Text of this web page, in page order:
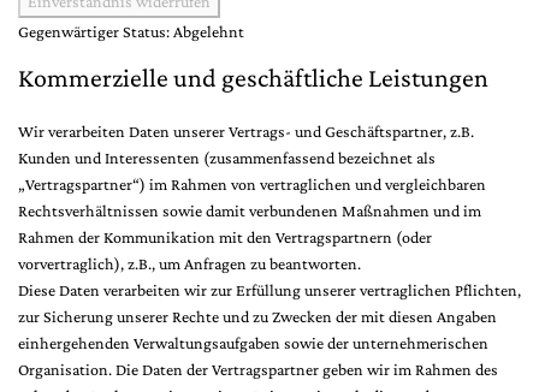
Gegenwärtiger Status: Abgelehnt
Kommerzielle und geschäftliche Leistungen
Wir verarbeiten Daten unserer Vertrags- und Geschäftspartner, z.B.
Kunden und Interessenten (zusammenfassend bezeichnet als
„Vertragspartner“) im Rahmen von vertraglichen und vergleichbaren
Rechtsverhältnissen sowie damit verbundenen Maßnahmen und im
Rahmen der Kommunikation mit den Vertragspartnern (oder
vorvertraglich), z.B., um Anfragen zu beantworten.
Diese Daten verarbeiten wir zur Erfüllung unserer vertraglichen Pflichten,
zur Sicherung unserer Rechte und zu Zwecken der mit diesen Angaben
einhergehenden Verwaltungsaufgaben sowie der unternehmerischen
Organisation. Die Daten der Vertragspartner geben wir im Rahmen des